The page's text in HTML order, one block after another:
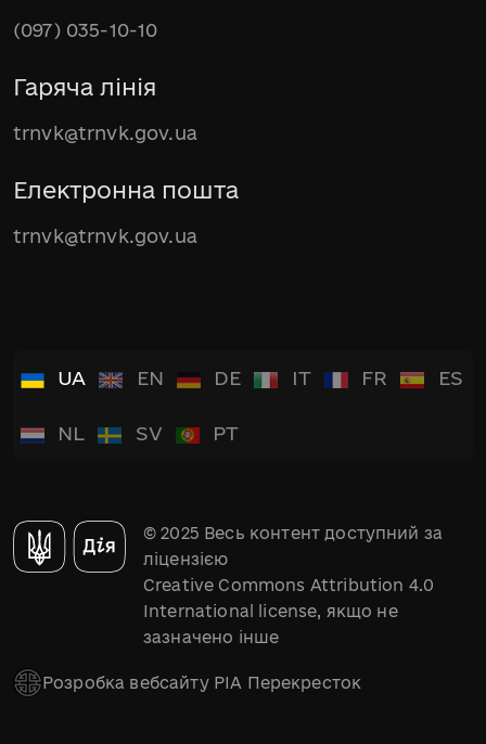
(097) 035-10-10
Гаряча лінія
trnvk@trnvk.gov.ua
Електронна пошта
trnvk@trnvk.gov.ua
UA EN DE IT FR ES
NL SV PT
© 2025 Весь контент доступний за
ліцензією
Creative Commons Attribution 4.0
International license, якщо не
зазначено інше
Розробка вебсайту РІА Перекресток